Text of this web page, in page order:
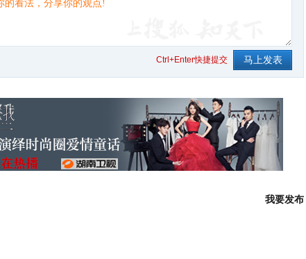
Ctrl+Enter快捷提交
我要发布